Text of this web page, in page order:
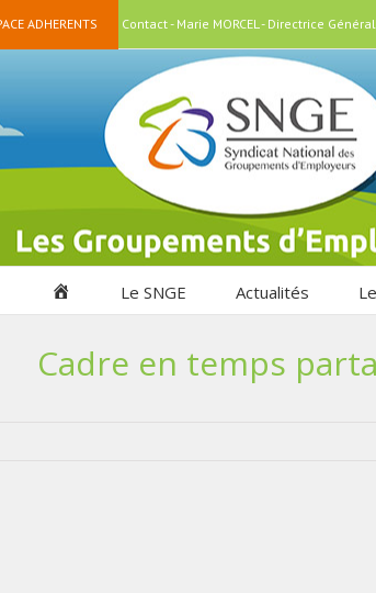
ADHERENTS Contact - Marie MORCEL - Directrice
Le SNGE Actualités
Cadre en temps